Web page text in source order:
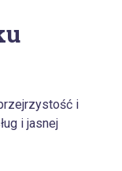
i
i jasnej